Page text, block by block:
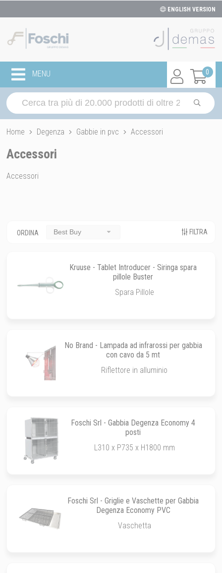
ENGLISH VERSION
0
MENU
Home Degenza Gabbie in pvc Accessori
Accessori
Accessori
ORDINA Best Buy FILTRA
Kruuse - Tablet Introducer - Siringa spara
pillole Buster
Spara Pillole
No Brand - Lampada ad infrarossi per gabbia
con cavo da 5 mt
Riflettore in alluminio
Foschi Srl - Gabbia Degenza Economy 4
posti
L310 x P735 x H1800 mm
Foschi Srl - Griglie e Vaschette per Gabbia
Degenza Economy PVC
Vaschetta